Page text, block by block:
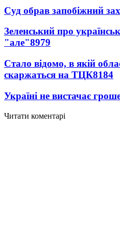
Суд обрав запобіжний
Зеленський про
"але"8979
Стало відомо, в якій
скаржаться на ТЦК8184
Україні не вистачає
Читати коментарі